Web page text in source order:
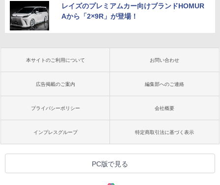
レイズのプレミアムカー向けブランドHOMUR
Aから「2×9R」が登場！
本サイトのご利用について お問い合わせ
広告掲載のご案内 編集部へのご連絡
プライバシーポリシー 会社概要
インプレスグループ 特定商取引法に基づく表示
PC版で見る